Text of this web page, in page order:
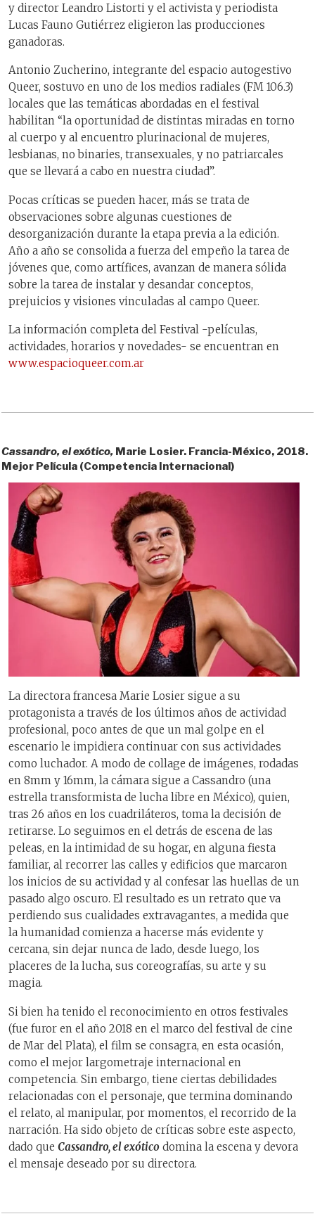
y director Leandro Listorti y el activista y periodista
Lucas Fauno Gutiérrez eligieron las producciones
ganadoras.
Antonio Zucherino, integrante del espacio autogestivo
Queer, sostuvo en uno de los medios radiales (FM 106.3)
locales que las temáticas abordadas en el festival
habilitan “la oportunidad de distintas miradas en torno
al cuerpo y al encuentro plurinacional de mujeres,
lesbianas, no binaries, transexuales, y no patriarcales
que se llevará a cabo en nuestra ciudad”.
Pocas críticas se pueden hacer, más se trata de
observaciones sobre algunas cuestiones de
desorganización durante la etapa previa a la edición.
Año a año se consolida a fuerza del empeño la tarea de
jóvenes que, como artífices, avanzan de manera sólida
sobre la tarea de instalar y desandar conceptos,
prejuicios y visiones vinculadas al campo Queer.
La información completa del Festival -películas,
actividades, horarios y novedades- se encuentran en
www.espacioqueer.com.ar
Cassandro, el exótico, Marie Losier. Francia-México, 2018.
Mejor Película (Competencia Internacional)
La directora francesa Marie Losier sigue a su
protagonista a través de los últimos años de actividad
profesional, poco antes de que un mal golpe en el
escenario le impidiera continuar con sus actividades
como luchador. A modo de collage de imágenes, rodadas
en 8mm y 16mm, la cámara sigue a Cassandro (una
estrella transformista de lucha libre en México), quien,
tras 26 años en los cuadriláteros, toma la decisión de
retirarse. Lo seguimos en el detrás de escena de las
peleas, en la intimidad de su hogar, en alguna fiesta
familiar, al recorrer las calles y edificios que marcaron
los inicios de su actividad y al confesar las huellas de un
pasado algo oscuro. El resultado es un retrato que va
perdiendo sus cualidades extravagantes, a medida que
la humanidad comienza a hacerse más evidente y
cercana, sin dejar nunca de lado, desde luego, los
placeres de la lucha, sus coreografías, su arte y su
magia.
Si bien ha tenido el reconocimiento en otros festivales
(fue furor en el año 2018 en el marco del festival de cine
de Mar del Plata), el film se consagra, en esta ocasión,
como el mejor largometraje internacional en
competencia. Sin embargo, tiene ciertas debilidades
relacionadas con el personaje, que termina dominando
el relato, al manipular, por momentos, el recorrido de la
narración. Ha sido objeto de críticas sobre este aspecto,
dado que Cassandro, el exótico domina la escena y devora
el mensaje deseado por su directora.